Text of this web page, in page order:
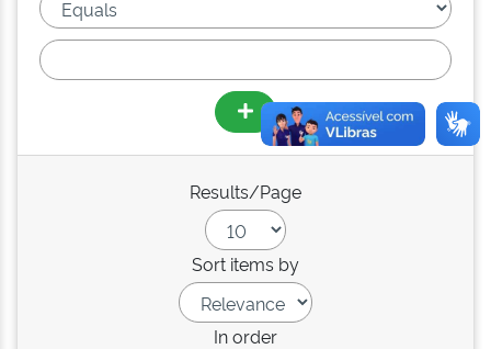
Results/Page
Sort items by
In order